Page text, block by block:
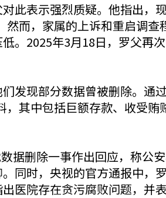
此表示强烈质疑。他指出，
而，家属的上诉和重启调
。2025年3月18日，罗父再
发现部分数据曾被删除。通
其中包括巨额存款、收受
据删除一事作出回应，称公
同时，央视的官方通报中，
医院存在贪污腐败问题，并表